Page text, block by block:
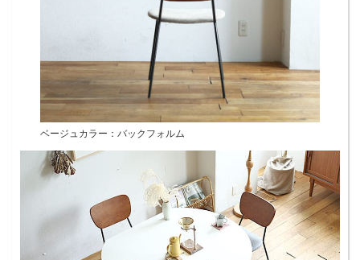
ベージュカラー：バックフォルム